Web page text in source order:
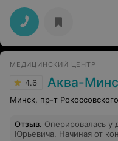
записалась на лечение к
клинике приятная
вежливая и
лечение очень грубо, не
движениями стучала
находящиеся зубы. Было очень неприятно и
некомфортно. Создалось
проблемы со зрением. Я
заплатила около 200
Пломба поставлена,
МЕДИЦИНСКИЙ ЦЕНТР
4.6 Аква-
Минск, пр-т
Отзыв. Оперировалась у
Юрьевича. Начиная от